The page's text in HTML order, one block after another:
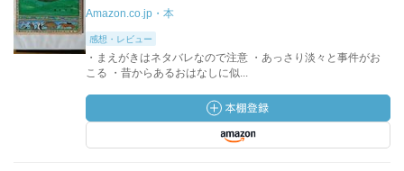
Amazon.co.jp・本
感想・レビュー
・まえがきはネタバレなので注意 ・あっさり淡々と事件がお
こる ・昔からあるおはなしに似...